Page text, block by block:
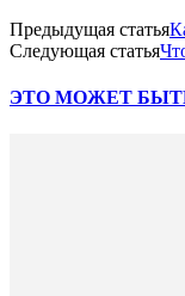
Предыдущая статья
Следующая статья
ЭТО МОЖЕТ